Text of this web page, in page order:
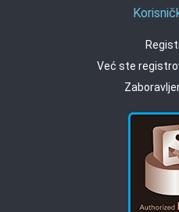
Već ste